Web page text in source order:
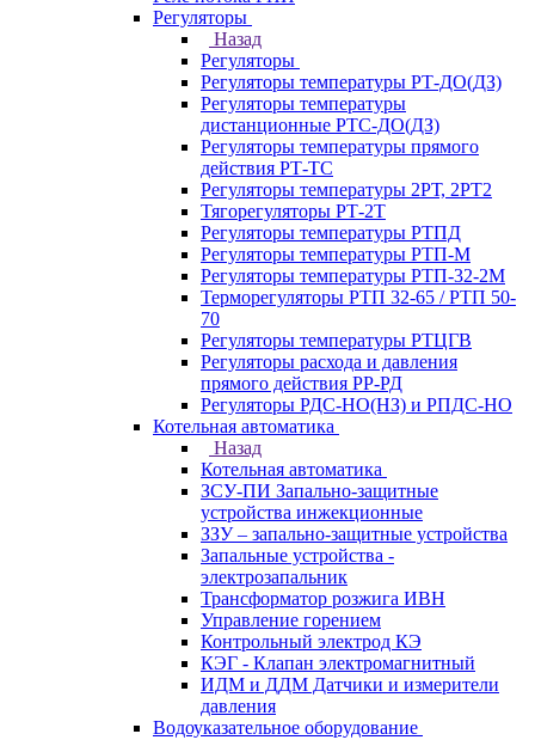
Регуляторы
Назад
Регуляторы
Регуляторы температуры РТ-ДО(ДЗ)
Регуляторы температуры
дистанционные РТС-ДО(ДЗ)
Регуляторы температуры прямого
действия РТ-ТС
Регуляторы температуры 2РТ, 2РT2
Тягорегуляторы РТ-2Т
Регуляторы температуры РТПД
Регуляторы температуры РТП-M
Регуляторы температуры РТП-32-2М
Терморегуляторы РТП 32-65 / РТП 50-
70
Регуляторы температуры РТЦГВ
Регуляторы расхода и давления
прямого действия РР-РД
Регуляторы РДС-НО(НЗ) и РПДС-НО
Котельная автоматика
Назад
Котельная автоматика
ЗСУ-ПИ Запально-защитные
устройства инжекционные
ЗЗУ – запально-защитные устройства
Запальные устройства -
электрозапальник
Трансформатор розжига ИВН
Управление горением
Контрольный электрод КЭ
КЭГ - Клапан электромагнитный
ИДМ и ДДМ Датчики и измерители
давления
Водоуказательное оборудование